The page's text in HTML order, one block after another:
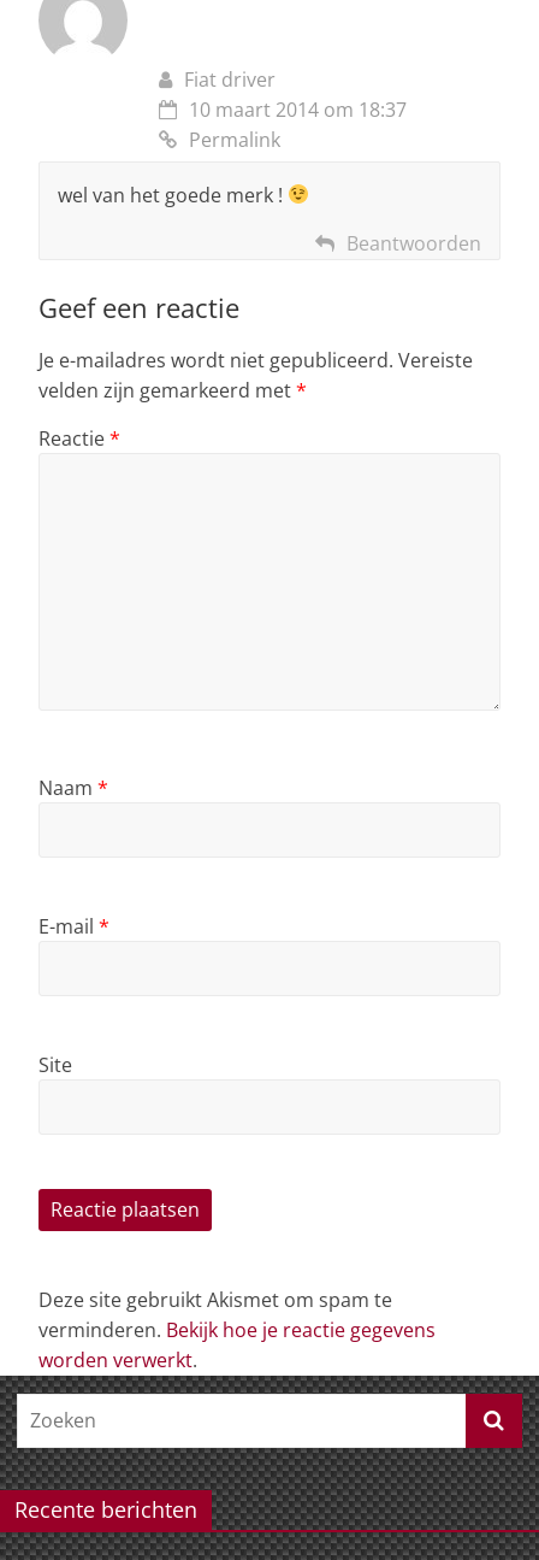
Fiat driver
10 maart 2014 om 18:37
Permalink
wel van het goede merk !
Beantwoorden
Geef een reactie
Je e-mailadres wordt niet gepubliceerd. Vereiste
velden zijn gemarkeerd met*
Reactie*
Naam *
E-mail *
Site
Deze site gebruikt Akismet om spam te
verminderen. Bekijk hoe je reactie gegevens
worden verwerkt.
Recente berichten